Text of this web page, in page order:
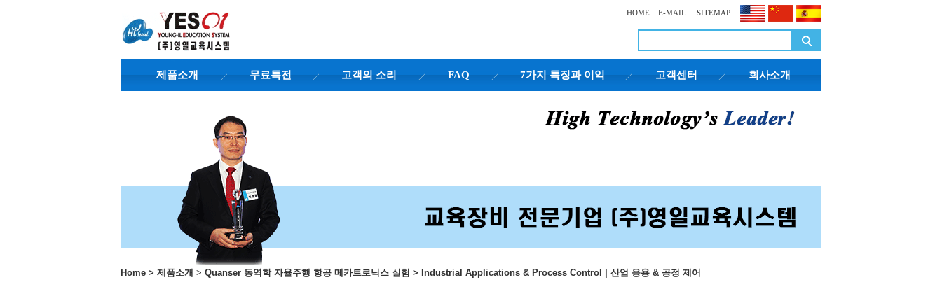
HOME E-MAIL SITEMAP
제품소개 무료특전 고객의 소리 FAQ 7가지 특징과 이익 고객센터 회사소개
Home > 제품소개 > Quanser 동역학 자율주행 항공 메카트로닉스 실험 > Industrial Applications & Process Control | 산업 응용 & 공정 제어